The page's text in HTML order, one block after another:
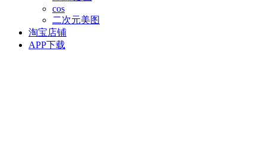
cos
二次元美图
淘宝店铺
APP下载